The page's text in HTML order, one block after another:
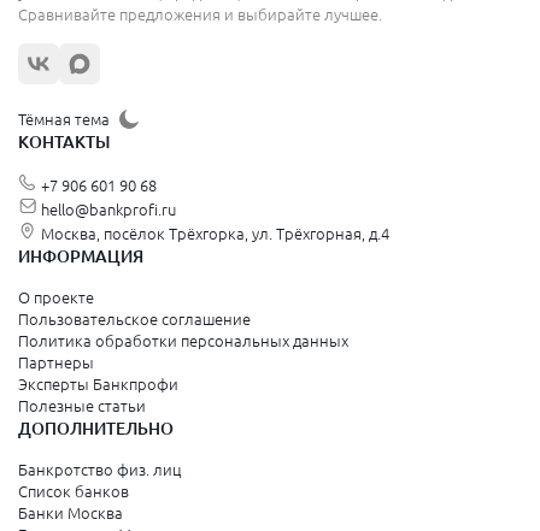
Орехово-Зуево
Щёлково
Видное
Зеленоград
Санкт-Петербург и Ленинградская область
Колпино
Санкт-Петербург
Краснодарский край
Сравнивайте предложения и выбирайте лучшее.
Тёмная тема
КОНТАКТЫ
+7 906 601 90 68
hello@bankprofi.ru
Москва, посёлок Трёхгорка, ул. Трёхгорная, д.4
ИНФОРМАЦИЯ
О проекте
Пользовательское соглашение
Политика обработки персональных данных
Партнеры
Эксперты Банкпрофи
Полезные статьи
ДОПОЛНИТЕЛЬНО
Банкротство физ. лиц
Список банков
Банки Москва